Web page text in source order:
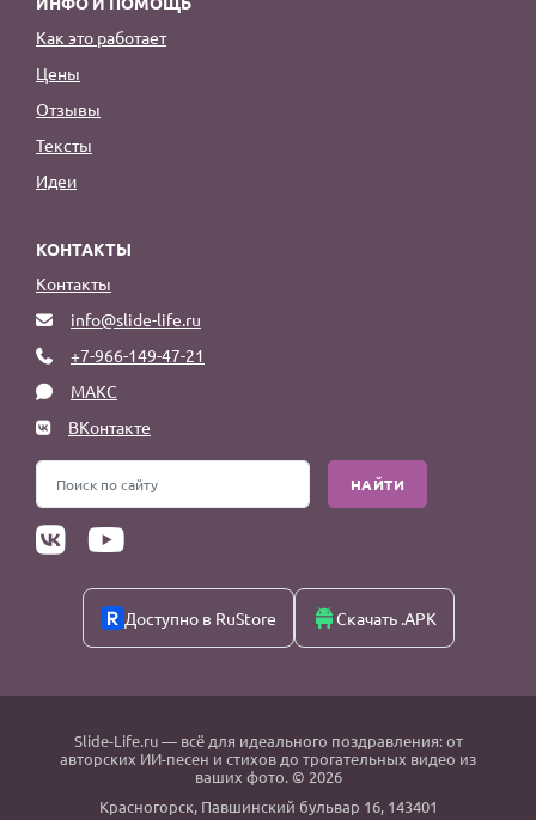
Как это работает
Цены
Отзывы
Тексты
Идеи
КОНТАКТЫ
Контакты
info@slide-life.ru
+7-966-149-47-21
МАКС
ВКонтакте
НАЙТИ
Доступно в RuStore Скачать .APK
Slide-Life.ru— всё для идеального поздравления: от
авторских ИИ-песен и стихов до трогательных видео из
ваших фото. © 2026
Красногорск, Павшинский бульвар 16, 143401